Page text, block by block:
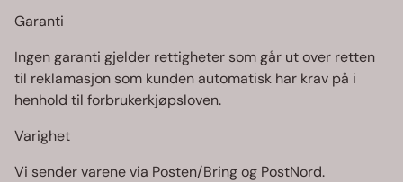
Garanti
Ingen garanti gjelder rettigheter som går ut over retten
til reklamasjon som kunden automatisk har krav på i
henhold til forbrukerkjøpsloven.
Varighet
Vi sender varene via Posten/Bring og PostNord.